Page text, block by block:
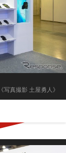
《写真撮影 土屋勇人》